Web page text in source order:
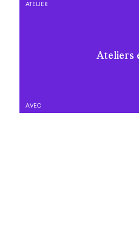
Ateliers
ATELIER
AVEC